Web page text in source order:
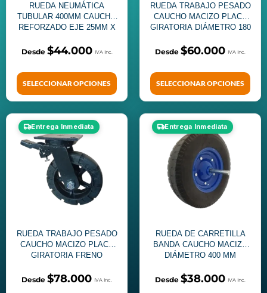
RUEDA NEUMÁTICA
TUBULAR 400MM CAUCHO
REFORZADO EJE 25MM X
$44.000
SELECCIONAR OPCIONES
RUEDA TRABAJO PESADO
CAUCHO MACIZO PLACA
GIRATORIA DIÁMETRO 180
$60.000
SELECCIONAR OPCIONES
Entrega Inmediata
RUEDA TRABAJO PESADO
CAUCHO MACIZO PLACA
GIRATORIA FRENO
$78.000
Entrega Inmediata
RUEDA DE CARRETILLA
BANDA CAUCHO MACIZO
DIÁMETRO 400 MM
$38.000